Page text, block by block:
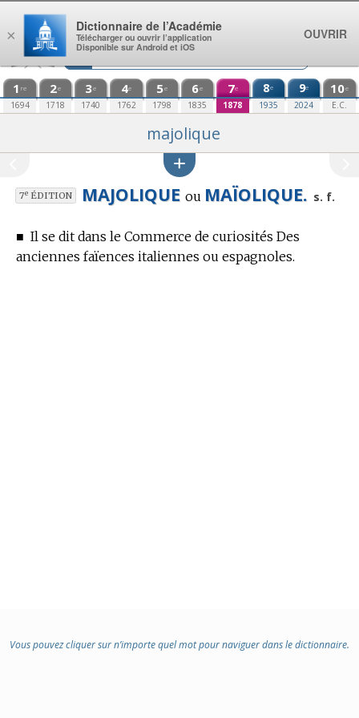
Aller au contenu
1 re
1694
2e
1718
3e
1740
4e
1762
5e
1798
6e
1835
7e
1878
8e
1935
9e
2024
10e
E.C.
majolique
7eÉDITION MAJOLIQUE ou MAÏOLIQUE. s. f.
■ Il se dit dans le Commerce de curiosités Des
anciennes faïences italiennes ou espagnoles.
Vous pouvez cliquer sur n’importe quel mot pour naviguer dans le dictionnaire.
×
Dictionnaire de l’Académie
Télécharger ou ouvrir l’application
Disponible sur Android et iOS
OUVRIR